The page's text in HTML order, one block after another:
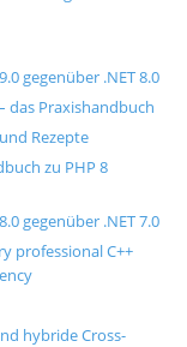
gegenüber .NET 8.0
das Praxishandbuch
Rezepte
zu PHP 8
gegenüber .NET 7.0
professional C++
hybride Cross-